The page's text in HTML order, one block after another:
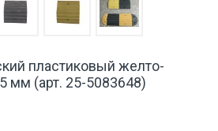
пластиковый желто-
мм (арт. 25-5083648)